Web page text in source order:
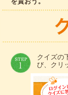
クイズの
び、クリ